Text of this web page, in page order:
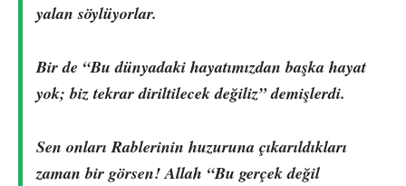
yalan söylüyorlar.
Bir de “Bu dünyadaki hayatımızdan başka hayat
yok; biz tekrar diriltilecek değiliz” demişlerdi.
Sen onları Rablerinin huzuruna çıkarıldıkları
zaman bir görsen! Allah “Bu gerçek değil